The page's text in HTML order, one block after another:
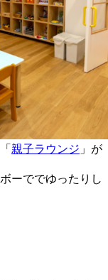
親子ラウンジ 」が
ーででゆったりし